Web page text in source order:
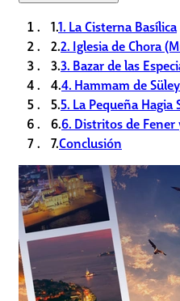
1.1. La Cisterna Basílica
2.2. Iglesia de Chora
3.3. Bazar de las
4.4. Hammam de
5.5. La Pequeña
6.6. Distritos de Fener
7.Conclusión